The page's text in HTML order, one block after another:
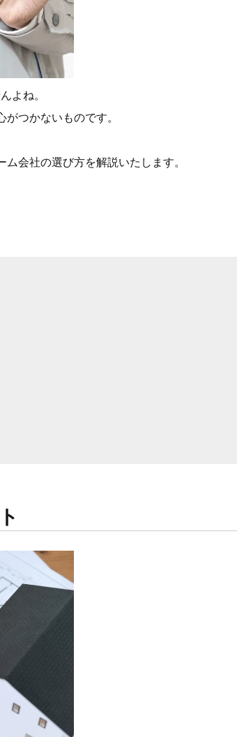
よね。
つかないものです。
会社の選び方を解説いたします。